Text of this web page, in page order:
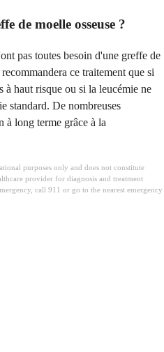
de moelle osseuse ?
pas toutes besoin d'une greffe de
ce traitement que si
à haut risque ou si la leucémie ne
standard. De nombreuses
à long terme grâce à la
purposes only and does not constitute
provider for diagnosis and treatment
call 911 or go to the nearest emergency